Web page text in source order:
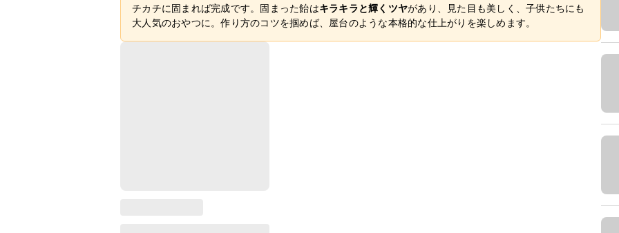
チカチに固まれば完成です。固まった飴はキラキラと輝くツヤがあり、見た目も美しく、子供たちにも
大人気のおやつに。作り方のコツを掴めば、屋台のような本格的な仕上がりを楽しめます。